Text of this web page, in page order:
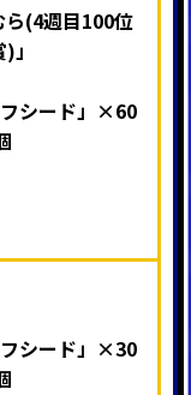
(4週目100位
」
シード」×60
シード」×30